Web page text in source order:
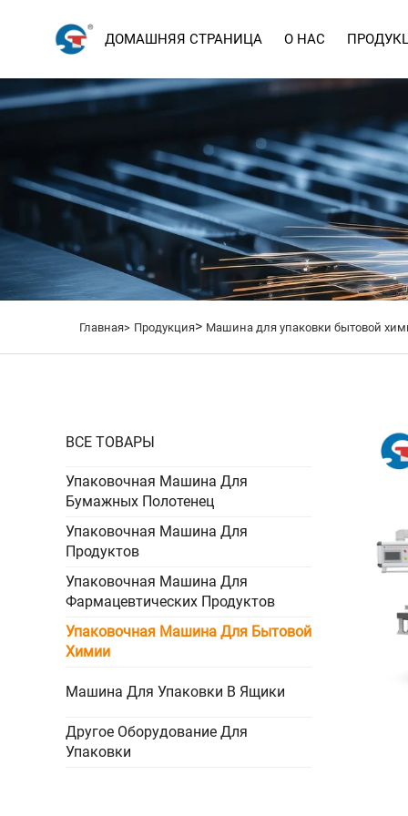
ДОМАШНЯЯ СТРАНИЦА О НАС
Главная> Продукция> Машина для упаковки бытовой
ВСЕ ТОВАРЫ
Упаковочная Машина Для
Бумажных Полотенец
Упаковочная Машина Для
Продуктов
Упаковочная Машина Для
Фармацевтических Продуктов
Упаковочная Машина Для Бытовой
Химии
Машина Для Упаковки В Ящики
Другое Оборудование Для
Упаковки